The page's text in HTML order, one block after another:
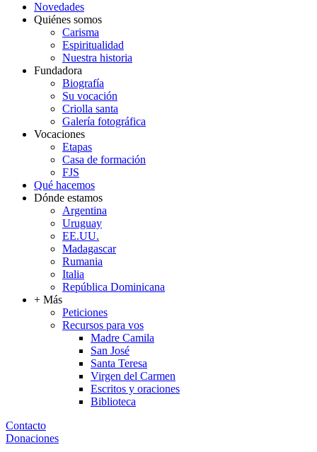
Novedades
Quiénes somos
Carisma
Espiritualidad
Nuestra historia
Fundadora
Biografía
Su vocación
Criolla santa
Galería fotográfica
Vocaciones
Etapas
Casa de formación
FJS
Qué hacemos
Dónde estamos
Argentina
Uruguay
EE.UU.
Madagascar
Rumania
Italia
República Dominicana
+ Más
Peticiones
Recursos para vos
Madre Camila
San José
Santa Teresa
Virgen del Carmen
Escritos y oraciones
Biblioteca
Contacto
Donaciones